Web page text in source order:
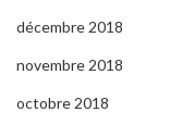
décembre 2018
novembre 2018
octobre 2018